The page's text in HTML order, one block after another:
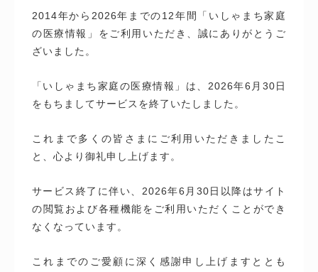
2014年から2026年までの12年間「いしゃまち家庭
の医療情報」をご利用いただき、誠にありがとうご
ざいました。
「いしゃまち家庭の医療情報」は、2026年6月30日
をもちましてサービスを終了いたしました。
これまで多くの皆さまにご利用いただきましたこ
と、心より御礼申し上げます。
サービス終了に伴い、2026年6月30日以降はサイト
の閲覧および各種機能をご利用いただくことができ
なくなっています。
これまでのご愛顧に深く感謝申し上げますととも